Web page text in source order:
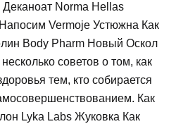
Norma Hellas
Vermoje Устюжна Как
Body Pharm Новый Оскол
советов о том, как
тем, кто собирается
Как
Lyka Labs Жуковка Как